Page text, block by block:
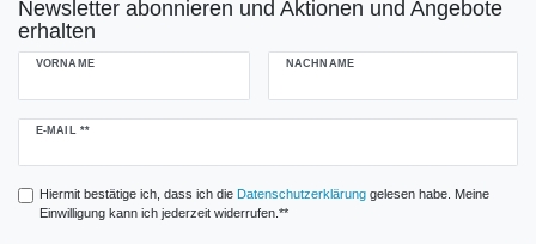
Newsletter abonnieren und Aktionen und Angebote
erhalten
VORNAME NACHNAME
E-MAIL **
Newsletter
Hiermit bestätige ich, dass ich die Daten­schutz­erklärunggelesen habe. Meine
Einwilligung kann ich jederzeit widerrufen.**